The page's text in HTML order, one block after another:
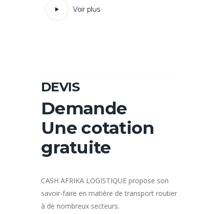
Voir plus
DEVIS
Demande
Une cotation
gratuite
CASH AFRIKA LOGISTIQUE propose son
savoir-faire en matière de transport routier
à de nombreux secteurs.